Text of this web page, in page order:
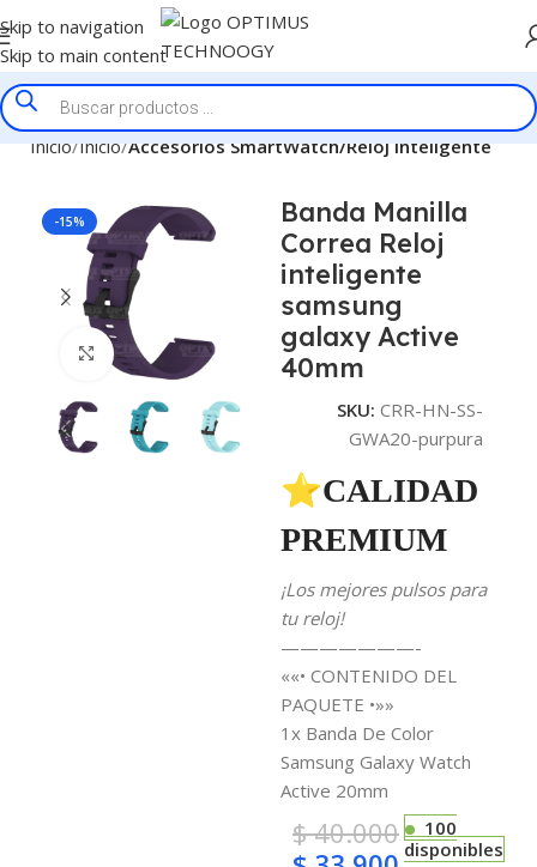
Skip to navigation
Skip to main content
Inicio Inicio Accesorios SmartWatch/Reloj Inteligente
-15%
Click to enlarge
Banda Manilla
Correa Reloj
inteligente
samsung
galaxy Active
40mm
SKU: CRR-HN-SS-
GWA20-purpura
⭐CALIDAD
PREMIUM
¡Los mejores pulsos para
tu reloj!
———————-
««• CONTENIDO DEL
PAQUETE •»»
1x Banda De Color
Samsung Galaxy Watch
Active 20mm
$40.000
100
disponibles